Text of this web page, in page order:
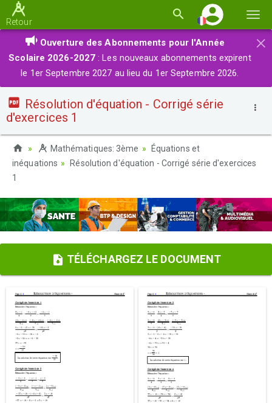
la
Retour
×
Ouverture des Abonnements pour l'Année
Scolaire 2026-2027 : Les nouveaux abonnements expirent
le 1er Septembre 2027 au lieu du 1er Septembre 2026.
Résolution d'équation - Corrigé série
d'exercices 1
Mathématiques: 3ème
Équations et
inéquations
Résolution d'équation - Corrigé série d'exercices
1
TÉLÉCHARGEZ LE DOCUMENT